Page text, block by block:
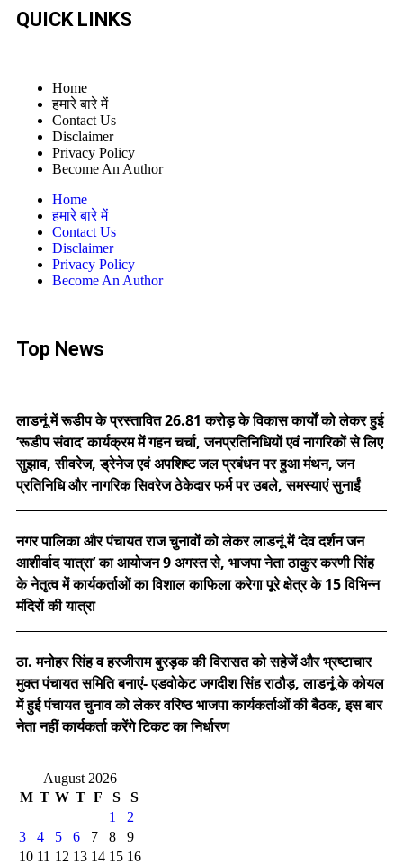
QUICK LINKS
Home
हमारे बारे में
Contact Us
Disclaimer
Privacy Policy
Become An Author
Home
हमारे बारे में
Contact Us
Disclaimer
Privacy Policy
Become An Author
Top News
लाडनूं में रूडीप के प्रस्तावित 26.81 करोड़ के विकास कार्यों को लेकर हुई
‘रूडीप संवाद’ कार्यक्रम में गहन चर्चा, जनप्रतिनिधियों एवं नागरिकों से लिए
सुझाव, सीवरेज, ड्रेनेज एवं अपशिष्ट जल प्रबंधन पर हुआ मंथन, जन
प्रतिनिधि और नागरिक सिवरेज ठेकेदार फर्म पर उबले, समस्याएं सुनाईं
नगर पालिका और पंचायत राज चुनावों को लेकर लाडनूं में ‘देव दर्शन जन
आशीर्वाद यात्रा’ का आयोजन 9 अगस्त से, भाजपा नेता ठाकुर करणी सिंह
के नेतृत्व में कार्यकर्ताओं का विशाल काफिला करेगा पूरे क्षेत्र के 15 विभिन्न
मंदिरों की यात्रा
ठा. मनोहर सिंह व हरजीराम बुरड़क की विरासत को सहेजें और भ्रष्टाचार
मुक्त पंचायत समिति बनाएं- एडवोकेट जगदीश सिंह राठौड़, लाडनूं के कोयल
में हुई पंचायत चुनाव को लेकर वरिष्ठ भाजपा कार्यकर्ताओं की बैठक, इस बार
नेता नहीं कार्यकर्ता करेंगे टिकट का निर्धारण
August 2026
M T W T F S
S
1
2
3
4 5 6 7 8
9
10 11 12 13 14 15 16